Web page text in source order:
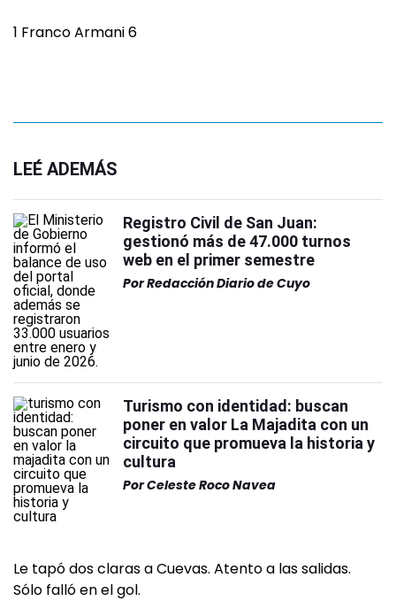
1 Franco Armani 6
LEÉ ADEMÁS
Registro Civil de San Juan:
gestionó más de 47.000 turnos
web en el primer semestre
PorRedacción Diario de Cuyo
Turismo con identidad: buscan
poner en valor La Majadita con un
circuito que promueva la historia y
cultura
PorCeleste Roco Navea
Le tapó dos claras a Cuevas. Atento a las salidas.
Sólo falló en el gol.